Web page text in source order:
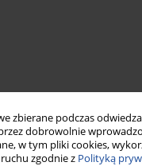
zbierane podczas
dobrowolnie
w tym pliki cookies,
zgodnie z Polityką